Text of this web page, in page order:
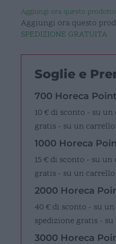
Aggiungi ora questo
Aggiungi ora questo
SPEDIZIONE GRATUITA
Soglie e
700 Horeca
10 € di sconto - su
gratis - su un
1000 Horeca
15 € di sconto - su
gratis - su un
2000 Horeca
40 € di sconto - su
spedizione gratis -
3000 Horeca